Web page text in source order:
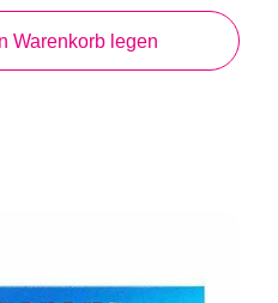
Warenkorb legen